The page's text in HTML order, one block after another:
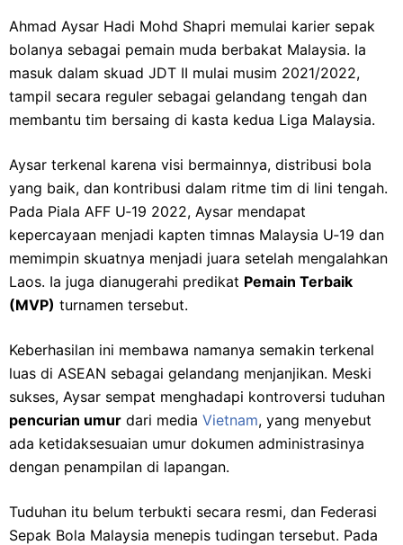
Ahmad Aysar Hadi Mohd Shapri memulai karier sepak
bolanya sebagai pemain muda berbakat Malaysia. Ia
masuk dalam skuad JDT II mulai musim 2021/2022,
tampil secara reguler sebagai gelandang tengah dan
membantu tim bersaing di kasta kedua Liga Malaysia.
Aysar terkenal karena visi bermainnya, distribusi bola
yang baik, dan kontribusi dalam ritme tim di lini tengah.
Pada Piala AFF U‑19 2022, Aysar mendapat
kepercayaan menjadi kapten timnas Malaysia U‑19 dan
memimpin skuatnya menjadi juara setelah mengalahkan
Laos. Ia juga dianugerahi predikat Pemain Terbaik
(MVP) turnamen tersebut.
Keberhasilan ini membawa namanya semakin terkenal
luas di ASEAN sebagai gelandang menjanjikan. Meski
sukses, Aysar sempat menghadapi kontroversi tuduhan
pencurian umur dari media Vietnam, yang menyebut
ada ketidaksesuaian umur dokumen administrasinya
dengan penampilan di lapangan.
Tuduhan itu belum terbukti secara resmi, dan Federasi
Sepak Bola Malaysia menepis tudingan tersebut. Pada